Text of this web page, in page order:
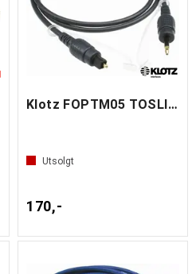
Klotz FOPTM05 TOSLINK optical minjack 5m
Utsolgt
170,-